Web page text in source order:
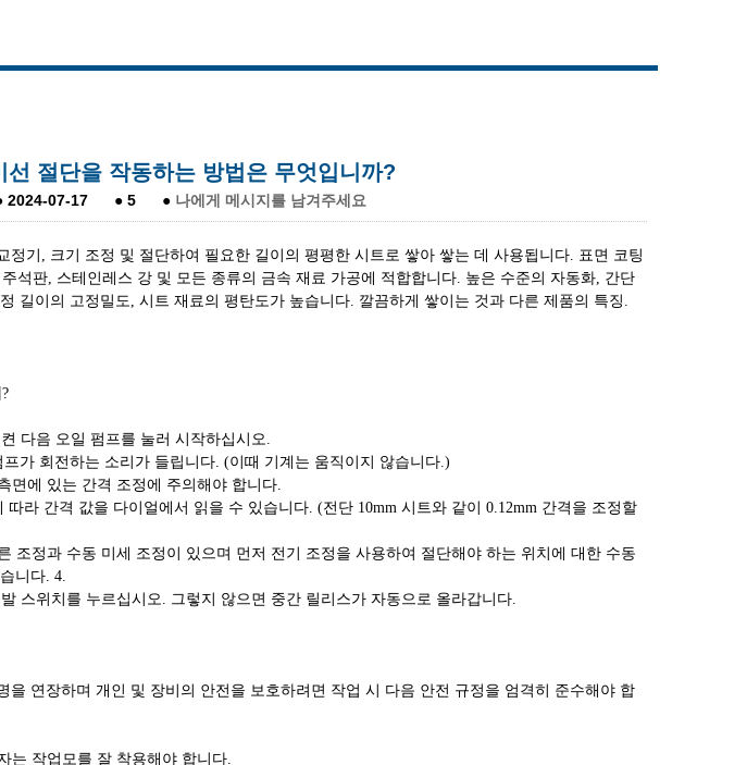
선 절단을 작동하는 방법은 무엇입니까?
2024-07-17 ●5 ● 나에게 메시지를 남겨주세요
정기, 크기 조정 및 절단하여 필요한 길이의 평평한 시트로 쌓아 쌓는 데 사용됩니다. 표면 코팅
석판, 스테인레스 강 및 모든 종류의 금속 재료 가공에 적합합니다. 높은 수준의 자동화, 간단
길이의 고정밀도, 시트 재료의 평탄도가 높습니다. 깔끔하게 쌓이는 것과 다른 제품의 특징.
?
다음 오일 펌프를 눌러 시작하십시오.
가 회전하는 소리가 들립니다. (이때 기계는 움직이지 않습니다.)
면에 있는 간격 조정에 주의해야 합니다.
따라 간격 값을 다이얼에서 읽을 수 있습니다. (전단 10mm 시트와 같이 0.12mm 간격을 조정할
조정과 수동 미세 조정이 있으며 먼저 전기 조정을 사용하여 절단해야 하는 위치에 대한 수동
니다. 4.
스위치를 누르십시오. 그렇지 않으면 중간 릴리스가 자동으로 올라갑니다.
을 연장하며 개인 및 장비의 안전을 보호하려면 작업 시 다음 안전 규정을 엄격히 준수해야 합
는 작업모를 잘 착용해야 합니다.